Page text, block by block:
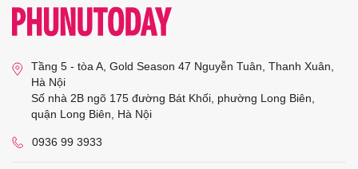
Tầng 5 - tòa A, Gold Season 47 Nguyễn Tuân, Thanh Xuân,
Hà Nội
Số nhà 2B ngõ 175 đường Bát Khối, phường Long Biên,
quận Long Biên, Hà Nội
0936 99 3933